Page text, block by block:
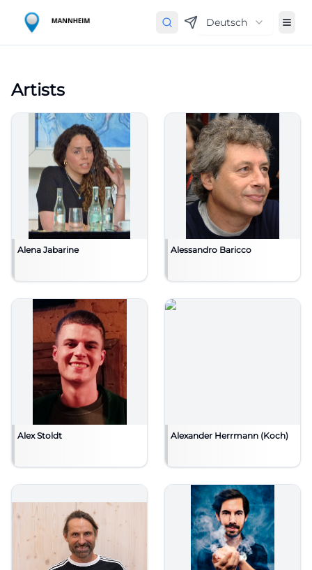
Deutsch
Artists
Alena Jabarine Alessandro Baricco
Alex Stoldt Alexander Herrmann (Koch)